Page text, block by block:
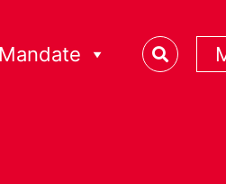
Mandate